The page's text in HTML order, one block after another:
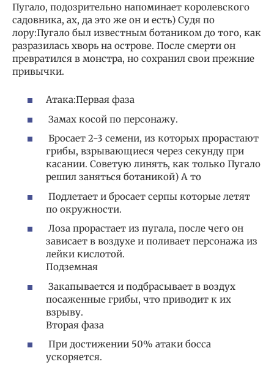
Пугало, подозрительно напоминает королевского
садовника, ах, да это же он и есть) Cудя по
лору:Пугало был известным ботаником до того, как
разразилась хворь на острове. После смерти он
превратился в монстра, но сохранил свои прежние
привычки.
Атака:Первая фаза
Замах косой по персонажу.
Бросает 2-3 семени, из которых прорастают
грибы, взрывающиеся через секунду при
касании. Советую линять, как только Пугало
решил заняться ботаникой) А то
Подлетает и бросает серпы которые летят
по окружности.
Лоза прорастает из пугала, после чего он
зависает в воздухе и поливает персонажа из
лейки кислотой.
Подземная
Закапывается и подбрасывает в воздух
посаженные грибы, что приводит к их
взрыву.
Вторая фаза
При достижении 50% атаки босса
ускоряется.